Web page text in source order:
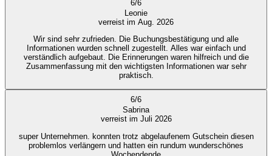
6/6
Leonie
verreist im Aug. 2026
Wir sind sehr zufrieden. Die Buchungsbestätigung und alle
Informationen wurden schnell zugestellt. Alles war einfach und
verständlich aufgebaut. Die Erinnerungen waren hilfreich und die
Zusammenfassung mit den wichtigsten Informationen war sehr
praktisch.
6/6
Sabrina
verreist im Juli 2026
super Unternehmen. konnten trotz abgelaufenem Gutschein diesen
problemlos verlängern und hatten ein rundum wunderschönes